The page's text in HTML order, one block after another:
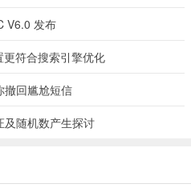
后点击加速至1点。
V6.0 发布
符合搜索引擎优化
撤回尴尬短信
及随机数产生探讨